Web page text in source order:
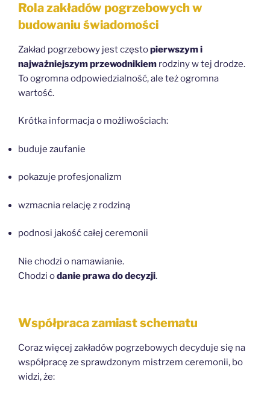
Rola zakładów pogrzebowych w
budowaniu świadomości
Zakład pogrzebowy jest częstopierwszym i
najważniejszym przewodnikiem rodziny w tej drodze.
To ogromna odpowiedzialność, ale też ogromna
wartość.
Krótka informacja o możliwościach:
buduje zaufanie
pokazuje profesjonalizm
wzmacnia relację z rodziną
podnosi jakość całej ceremonii
Nie chodzi o namawianie.
Chodzi odanie prawa do decyzji.
Współpraca zamiast schematu
Coraz więcej zakładów pogrzebowych decyduje się na
współpracę ze sprawdzonym mistrzem ceremonii, bo
widzi, że: